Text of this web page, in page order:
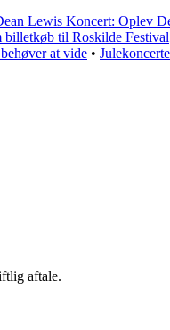
Lewis Koncert: Oplev
til Roskilde Festival
at vide •
aftale.